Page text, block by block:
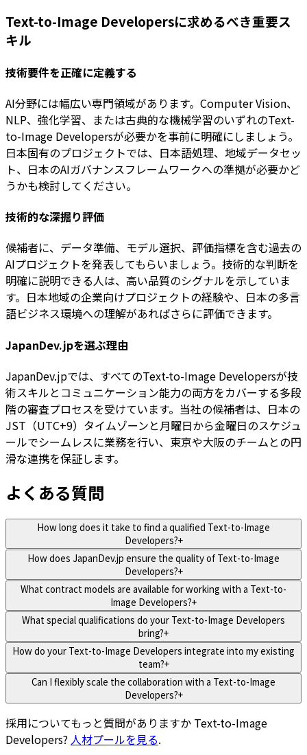
Text-to-Image Developersに求めるべき重要ス
キル
技術要件を正確に定義する
AI分野には幅広い専門領域があります。Computer Vision、
NLP、強化学習、または古典的な機械学習のいずれのText-
to-Image Developersが必要かを事前に明確にしましょう。
日本固有のプロジェクトでは、日本語処理、地域データセッ
ト、日本のAIガバナンスフレームワークへの準拠が必要かど
うかも検討してください。
技術的な深掘り評価
候補者に、データ準備、モデル選択、評価指標を含む過去の
AIプロジェクトを発表してもらいましょう。技術的な判断を
明確に説明できる人は、高い品質のシグナルを示していま
す。日本地域の企業向けプロジェクトの経験や、日本の多言
語ビジネス環境への理解があればさらに評価できます。
JapanDev.jpを選ぶ理由
JapanDev.jpでは、すべてのText-to-Image Developersが技
術スキルとコミュニケーション能力の両方をカバーする多段
階の審査プロセスを受けています。当社の候補者は、日本の
JST（UTC+9）タイムゾーンと月曜日から金曜日のスケジュ
ールでシームレスに業務を行い、東京や大阪のチームとの円
滑な連携を保証します。
よくある質問
How long does it take to find a qualified Text-to-Image
Developers?+
How does JapanDev.jp ensure the quality of Text-to-Image
Developers?+
What contract models are available for working with a Text-to-
Image Developers?+
What special qualifications do your Text-to-Image Developers
bring?+
How do your Text-to-Image Developers integrate into my existing
team?+
Can I flexibly scale the collaboration with a Text-to-Image
Developers?+
採用についてもっと質問がありますか Text-to-Image
Developers? 人材プールを見る.